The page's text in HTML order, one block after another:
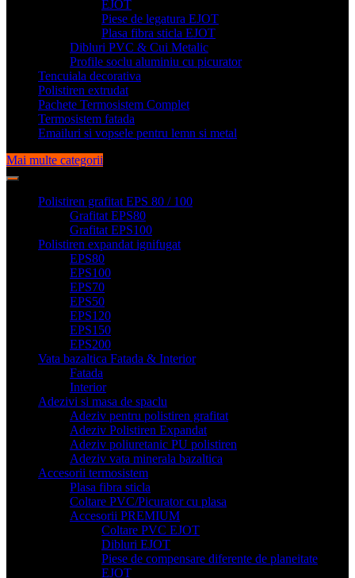
EJOT
Piese de legatura EJOT
Plasa fibra sticla EJOT
Dibluri PVC & Cui Metalic
Profile soclu aluminiu cu picurator
Tencuiala decorativa
Polistiren extrudat
Pachete Termosistem Complet
Termosistem fatada
Emailuri si vopsele pentru lemn si metal
Mai multe categorii
Polistiren grafitat EPS 80 / 100
Grafitat EPS80
Grafitat EPS100
Polistiren expandat ignifugat
EPS80
EPS100
EPS70
EPS50
EPS120
EPS150
EPS200
Vata bazaltica Fatada & Interior
Fatada
Interior
Adezivi si masa de spaclu
Adeziv pentru polistiren grafitat
Adeziv Polistiren Expandat
Adeziv poliuretanic PU polistiren
Adeziv vata minerala bazaltica
Accesorii termosistem
Plasa fibra sticla
Coltare PVC/Picurator cu plasa
Accesorii PREMIUM
Coltare PVC EJOT
Dibluri EJOT
Piese de compensare diferente de planeitate
EJOT